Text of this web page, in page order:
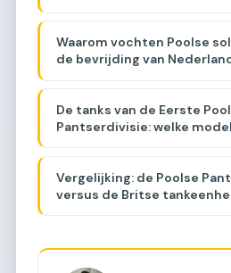
Waarom vochten Poolse
de bevrijding van
De tanks van de Eerste
Pantserdivisie: welke
Brabant?
Vergelijking: de Poolse
versus de Britse